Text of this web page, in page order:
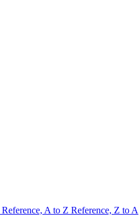
Reference, A to Z Reference, Z to A